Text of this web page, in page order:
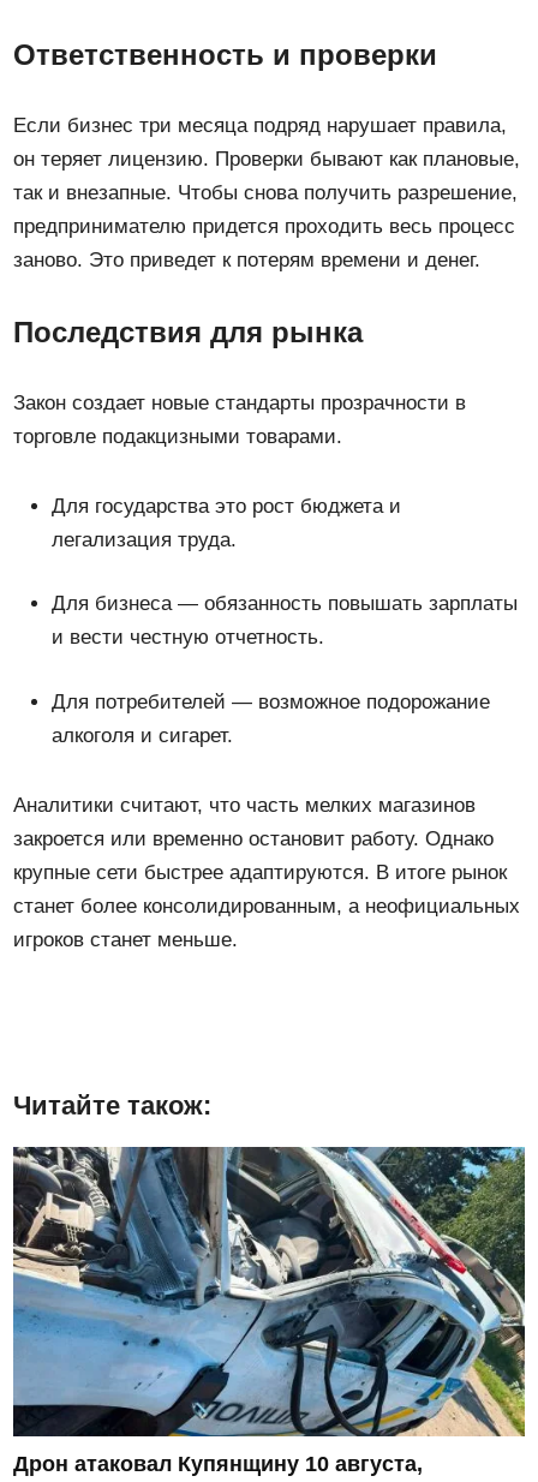
Ответственность и проверки
Если бизнес три месяца подряд нарушает правила,
он теряет лицензию. Проверки бывают как плановые,
так и внезапные. Чтобы снова получить разрешение,
предпринимателю придется проходить весь процесс
заново. Это приведет к потерям времени и денег.
Последствия для рынка
Закон создает новые стандарты прозрачности в
торговле подакцизными товарами.
Для государства это рост бюджета и
легализация труда.
Для бизнеса — обязанность повышать зарплаты
и вести честную отчетность.
Для потребителей — возможное подорожание
алкоголя и сигарет.
Аналитики считают, что часть мелких магазинов
закроется или временно остановит работу. Однако
крупные сети быстрее адаптируются. В итоге рынок
станет более консолидированным, а неофициальных
игроков станет меньше.
Читайте також:
Дрон атаковал Купянщину 10 августа,